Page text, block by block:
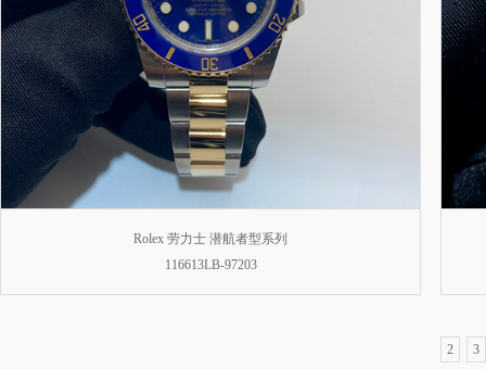
Rolex 劳力士 潜航者型系列
116613LB-97203
2 3